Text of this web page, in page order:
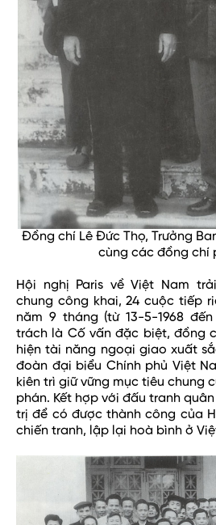
Đồng chí Lê Đức Thọ, Trưởng
cùng các đồng chí
Hội nghị Paris về Việt Nam
chung công khai, 24 cuộc tiếp
năm 9 tháng (từ 13-5-1968 đến
trách là Cố vấn đặc biệt, đồng
hiện tài năng ngoại giao xuất
đoàn đại biểu Chính phủ Việt
kiên trì giữ vững mục tiêu chung
phán. Kết hợp với đấu tranh
trị để có được thành công của
chiến tranh, lập lại hoà bình ở